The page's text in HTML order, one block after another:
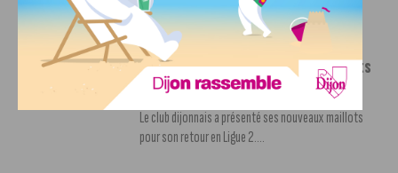
INFOS,
Le DFCO dévoile ses nouveaux maillots
pour la saison 2026-2027
Le club dijonnais a présenté ses nouveaux maillots
pour son retour en Ligue 2....